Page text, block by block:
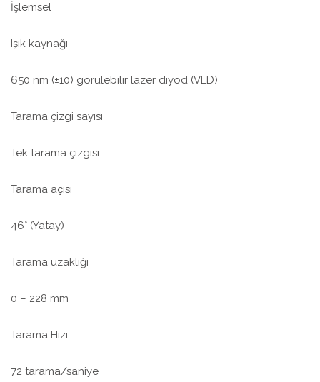
İşlemsel
Işık kaynağı
650 nm (±10) görülebilir lazer diyod (VLD)
Tarama çizgi sayısı
Tek tarama çizgisi
Tarama açısı
46° (Yatay)
Tarama uzaklığı
0 – 228 mm
Tarama Hızı
72 tarama/saniye